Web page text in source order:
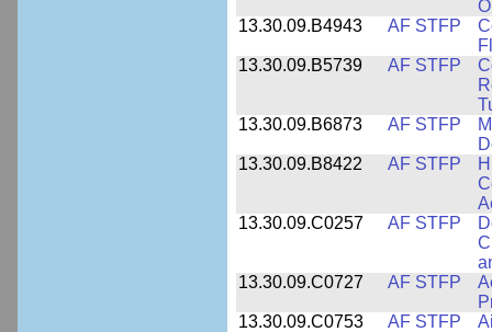
13.30.09.B4943
AF STFP
13.30.09.B5739
AF STFP
13.30.09.B6873
AF STFP
13.30.09.B8422
AF STFP
13.30.09.C0257
AF STFP
13.30.09.C0727
AF STFP
13.30.09.C0753
AF STFP